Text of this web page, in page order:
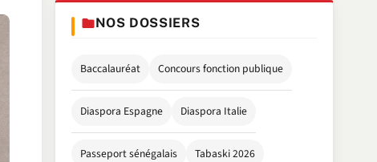
NOS DOSSIERS
Baccalauréat Concours fonction publique
Diaspora Espagne Diaspora Italie
Passeport sénégalais Tabaski 2026